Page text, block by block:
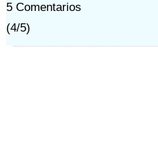
5Comentarios
(4/5)